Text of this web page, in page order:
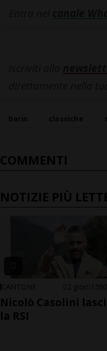
COMMENTI
NOTIZIE PIÙ
CANTONE 2 gior 159
Nicolò Casolini
la RSI